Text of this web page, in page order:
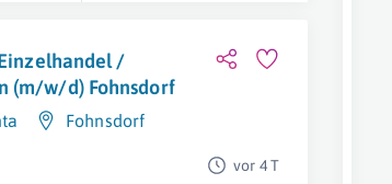
/
(m/w/d) Fohnsdorf
Fohnsdorf
vor 4 T